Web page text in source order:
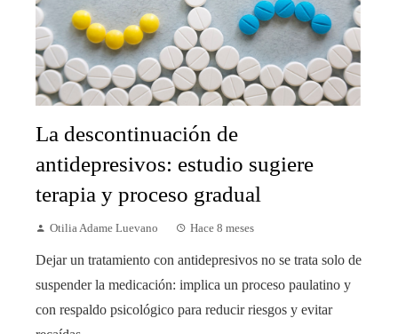
La descontinuación de
antidepresivos: estudio sugiere
terapia y proceso gradual
Otilia Adame Luevano Hace 8 meses
Dejar un tratamiento con antidepresivos no se trata solo de
suspender la medicación: implica un proceso paulatino y
con respaldo psicológico para reducir riesgos y evitar